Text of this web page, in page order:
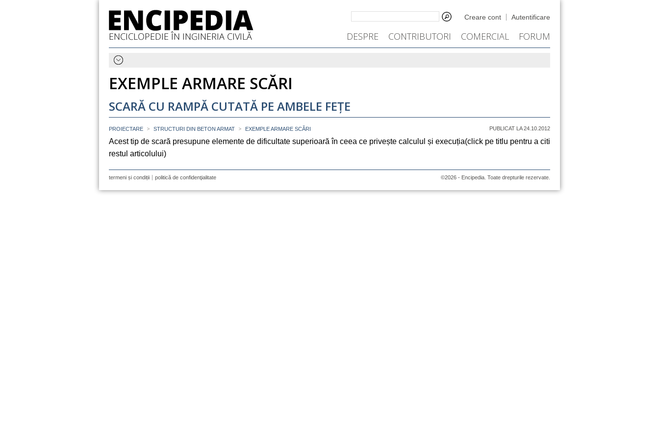
DESPRE CONTRIBUTORI COMERCIAL FORUM
Creare cont Autentificare
EXEMPLE ARMARE SCĂRI
SCARĂ CU RAMPĂ CUTATĂ PE AMBELE FEȚE
PROIECTARE > STRUCTURI DIN BETON ARMAT > EXEMPLE ARMARE SCĂRI PUBLICAT LA 24.10.2012
Acest tip de scară presupune elemente de dificultate superioară în ceea ce privește calculul și execuția(click pe titlu pentru a citi
restul articolului)
termeni și condiții politică de confidenţialitate ©2026 - Encipedia. Toate drepturile rezervate.